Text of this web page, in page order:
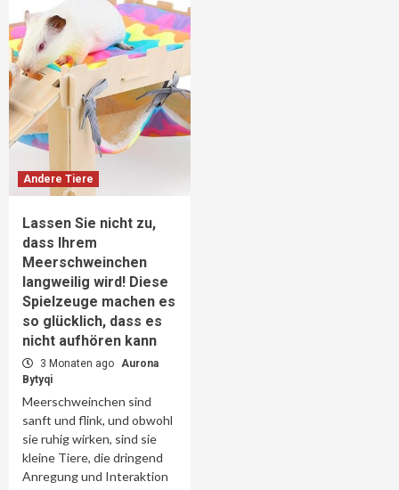
Andere Tiere
Lassen Sie nicht zu,
dass Ihrem
Meerschweinchen
langweilig wird! Diese
Spielzeuge machen es
so glücklich, dass es
nicht aufhören kann
3 Monaten ago Aurona
Bytyqi
Meerschweinchen sind
sanft und flink, und obwohl
sie ruhig wirken, sind sie
kleine Tiere, die dringend
Anregung und Interaktion